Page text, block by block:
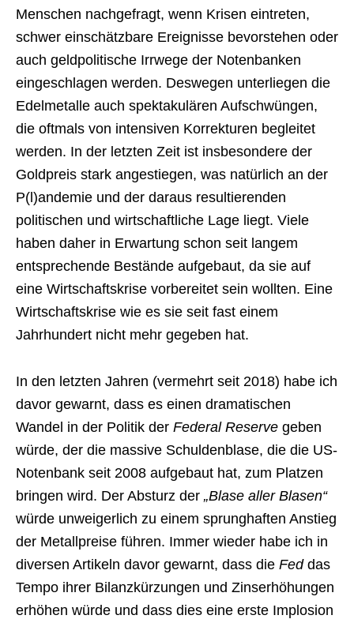
Menschen nachgefragt, wenn Krisen eintreten,
schwer einschätzbare Ereignisse bevorstehen oder
auch geldpolitische Irrwege der Notenbanken
eingeschlagen werden. Deswegen unterliegen die
Edelmetalle auch spektakulären Aufschwüngen,
die oftmals von intensiven Korrekturen begleitet
werden. In der letzten Zeit ist insbesondere der
Goldpreis stark angestiegen, was natürlich an der
P(l)andemie und der daraus resultierenden
politischen und wirtschaftliche Lage liegt. Viele
haben daher in Erwartung schon seit langem
entsprechende Bestände aufgebaut, da sie auf
eine Wirtschaftskrise vorbereitet sein wollten. Eine
Wirtschaftskrise wie es sie seit fast einem
Jahrhundert nicht mehr gegeben hat.
In den letzten Jahren (vermehrt seit 2018) habe ich
davor gewarnt, dass es einen dramatischen
Wandel in der Politik der Federal Reserve geben
würde, der die massive Schuldenblase, die die US-
Notenbank seit 2008 aufgebaut hat, zum Platzen
bringen wird. Der Absturz der „Blase aller Blasen“
würde unweigerlich zu einem sprunghaften Anstieg
der Metallpreise führen. Immer wieder habe ich in
diversen Artikeln davor gewarnt, dass die Feddas
Tempo ihrer Bilanzkürzungen und Zinserhöhungen
erhöhen würde und dass dies eine erste Implosion